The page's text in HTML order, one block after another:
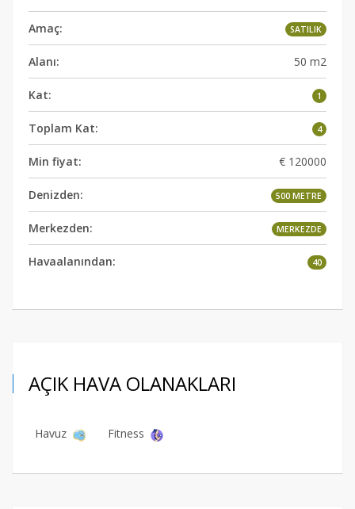
Amaç: SATILIK
Alanı: 50 m2
Kat: 1
Toplam Kat: 4
Min fiyat: € 120000
Denizden: 500 METRE
Merkezden: MERKEZDE
Havaalanından: 40
AÇIK HAVA OLANAKLARI
Havuz Fitness